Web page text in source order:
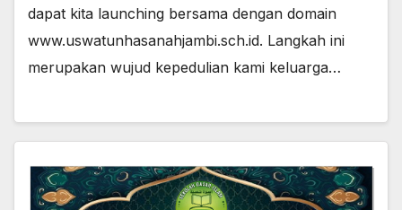
dapat kita launching bersama dengan domain
www.uswatunhasanahjambi.sch.id. Langkah ini
merupakan wujud kepedulian kami keluarga…